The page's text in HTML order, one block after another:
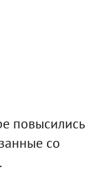
повысились
со